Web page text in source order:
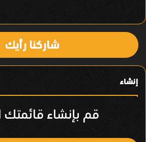
ا
ل
ع
ن
شاركنا رأيك
إنشاء
قم بإنشاء قائمتك